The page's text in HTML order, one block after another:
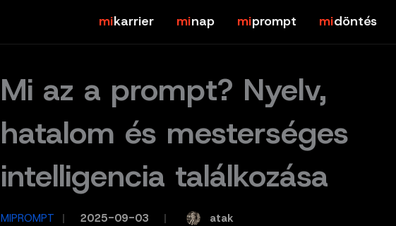
karrier nap prompt döntés
Mi az a prompt? Nyelv,
hatalom és mesterséges
intelligencia találkozása
MIPROMPT 2025-09-03 atak